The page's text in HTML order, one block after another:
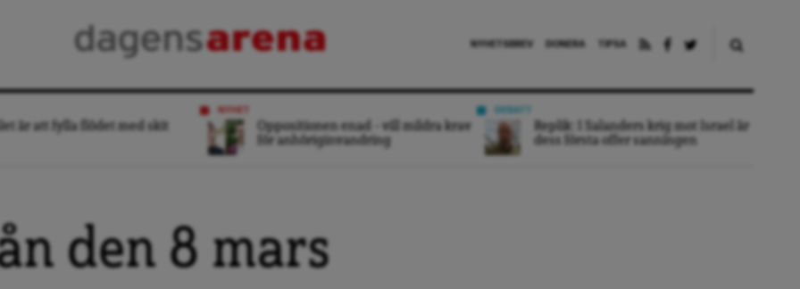
NYHETSBREV DONERA TIPSA
är att fylla flödet med skit
NYHET
Oppositionen enad – vill mildra krav
för anhöriginvandring
Replik: I Salanders krig mot Israel är
dess första offer sanningen
den 8 mars